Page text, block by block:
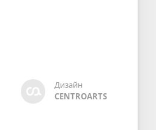
Дизайн
CENTROARTS